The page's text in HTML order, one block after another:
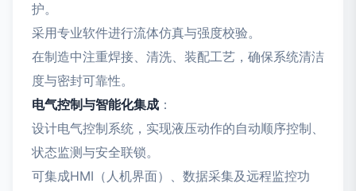
护。
采用专业软件进行流体仿真与强度校验。
在制造中注重焊接、清洗、装配工艺，确保系统清洁
度与密封可靠性。
电气控制与智能化集成 ：
设计电气控制系统，实现液压动作的自动顺序控制、
状态监测与安全联锁。
可集成HMI（人机界面）、数据采集及远程监控功